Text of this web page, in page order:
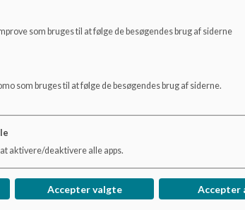
som bruges til at følge de besøgendes brug af siderne
som bruges til at følge de besøgendes brug af siderne.
aktivere/deaktivere alle apps.
Accepter valgte Accepter